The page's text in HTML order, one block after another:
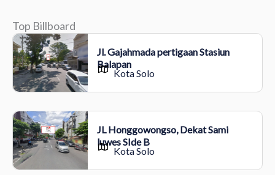
Top Billboard
Jl. Gajahmada pertigaan Stasiun
Balapan
Kota Solo
JL Honggowongso, Dekat Sami
luwes SIde B
Kota Solo